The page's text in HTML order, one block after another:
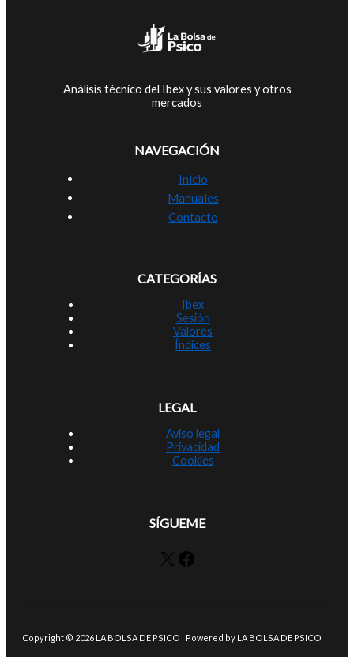
Análisis técnico del Ibex y sus valores y otros
mercados
NAVEGACIÓN
Inicio
Manuales
Contacto
CATEGORÍAS
Ibex
Sesión
Valores
Índices
LEGAL
Aviso legal
Privacidad
Cookies
SÍGUEME
X Facebook
Copyright © 2026 LA BOLSA DE PSICO | Powered by LA BOLSA DE PSICO